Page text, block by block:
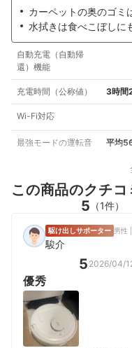
カーペットの奥のゴミ
水拭きは食べこぼしに
自動充電（自動帰
還）機能
充電時間（公称値） 3時間
Wi-Fi対応
最強モードの運転音 平均
この商品のクチコ
5 （1件）
駆け出しサポーター 男性
駿介
5 2026/04/
優秀